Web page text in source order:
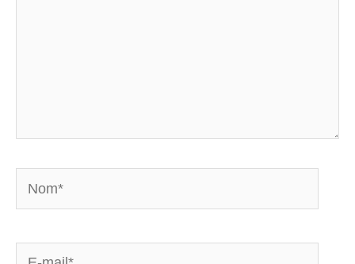
Nom*
E-